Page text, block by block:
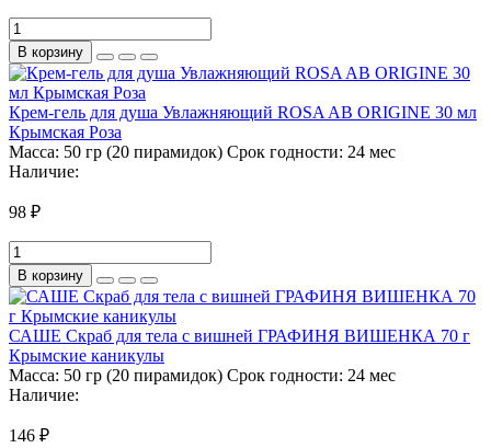
В корзину
Крем-гель для душа Увлажняющий ROSA AB ORIGINE 30 мл
Крымская Роза
Масса: 50 гр (20 пирамидок) Срок годности: 24 мес
Наличие:
98 ₽
В корзину
САШЕ Скраб для тела с вишней ГРАФИНЯ ВИШЕНКА 70 г
Крымские каникулы
Масса: 50 гр (20 пирамидок) Срок годности: 24 мес
Наличие:
146 ₽